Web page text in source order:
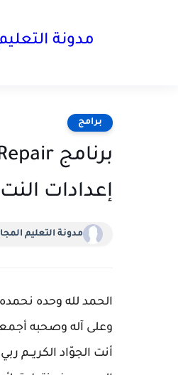
مدونة
برامج
إعدادات النت
مدونة التعليم
الحمد لله وحده
وعلى آله وصحبه
أنت الجوّاد